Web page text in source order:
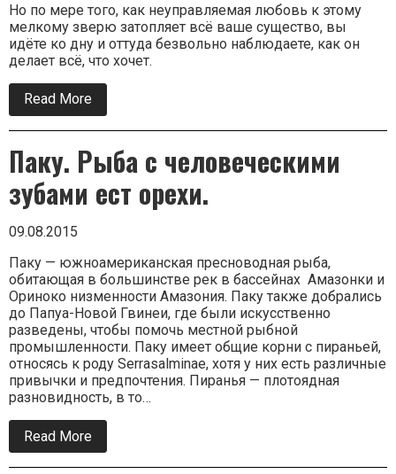
Но по мере того, как неуправляемая любовь к этому
мелкому зверю затопляет всё ваше существо, вы
идёте ко дну и оттуда безвольно наблюдаете, как он
делает всё, что хочет.
Read More
Мой
животный
растительный
мир.
Паку. Рыба с человеческими
зубами ест орехи.
09.08.2015
Паку — южноамериканская пресноводная рыба,
обитающая в большинстве рек в бассейнах Амазонки и
Ориноко низменности Амазония. Паку также добрались
до Папуа-Новой Гвинеи, где были искусственно
разведены, чтобы помочь местной рыбной
промышленности. Паку имеет общие корни с пираньей,
относясь к роду Serrasalminae, хотя у них есть различные
привычки и предпочтения. Пиранья — плотоядная
разновидность, в то…
Read More
Паку.
Рыба